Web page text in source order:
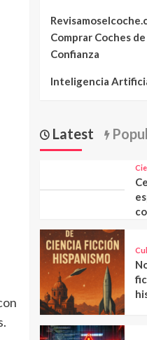
Comprar Coches
Confianza
Inteligencia
Latest